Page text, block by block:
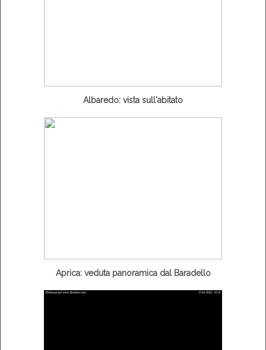
Albaredo: vista sull'abitato
Aprica: veduta panoramica dal Baradello